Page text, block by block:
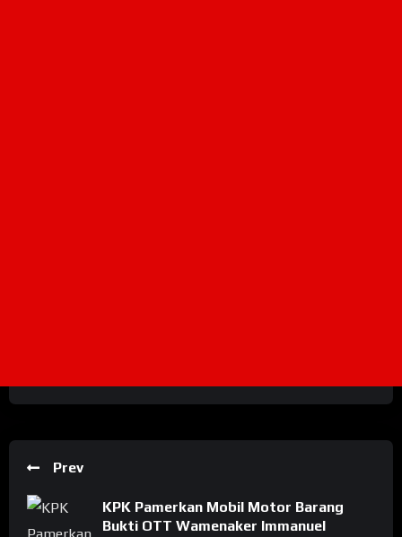
Prev
KPK Pamerkan Mobil Motor Barang
Bukti OTT Wamenaker Immanuel